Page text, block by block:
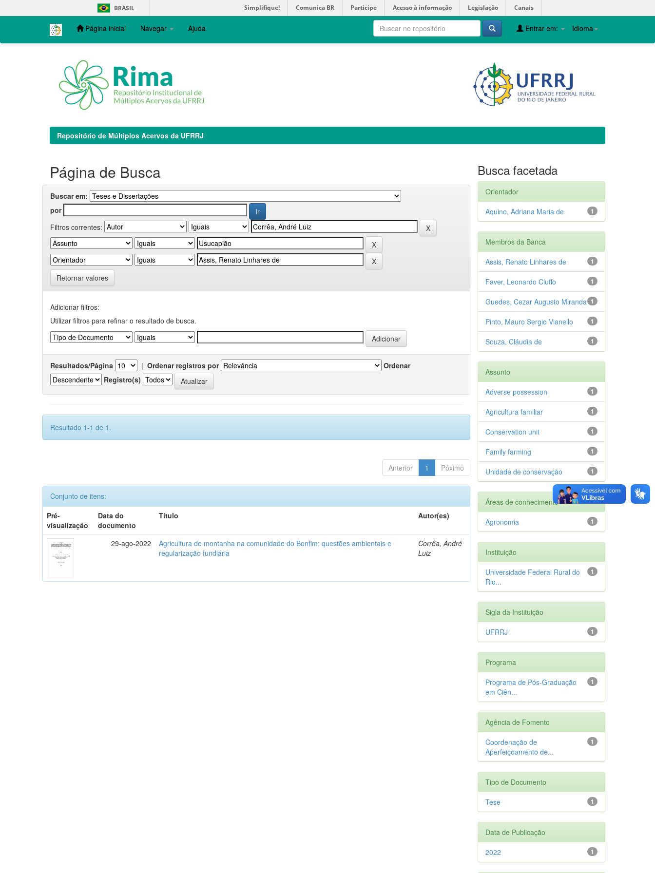
navigation
BRASIL Simplifique! Comunica BR Participe Acesso à informação Legislação Canais
Página inicial Navegar Ajuda Idioma
Entrar em:
Repositório de Múltiplos Acervos da UFRRJ
Página de Busca
Buscar em:
por
Filtros correntes:
Retornar valores
Adicionar filtros:
Utilizar filtros para refinar o resultado de busca.
Resultados/Página | Ordenar registros por
Ordenar
Registro(s)
Resultado 1-1 de 1.
Anterior 1 Póximo
Conjunto de itens:
Pré-
visualização
Data do
documento
Título Autor(es)
29-ago-2022
Agricultura de montanha na comunidade do Bonfim: questões ambientais e
regularização fundiária
Corrêa, André
Luiz
Busca facetada
Orientador
1
Aquino, Adriana Maria de
Membros da Banca
1
Assis, Renato Linhares de
1
Faver, Leonardo Ciuffo
1
Guedes, Cezar Augusto Miranda
1
Pinto, Mauro Sergio Vianello
1
Souza, Cláudia de
Assunto
1
Adverse possession
1
Agricultura familiar
1
Conservation unit
1
Family farming
1
Unidade de conservação
Áreas de conhecimento
1
Agronomia
Instituição
1
Universidade Federal Rural do
Rio...
Sigla da Instituição
1
UFRRJ
Programa
1
Programa de Pós-Graduação
em Ciên...
Agência de Fomento
1
Coordenação de
Aperfeiçoamento de...
Tipo de Documento
1
Tese
Data de Publicação
1
2022